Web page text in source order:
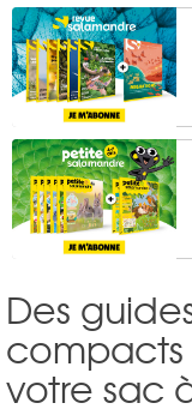
Des
compacts
votre sac